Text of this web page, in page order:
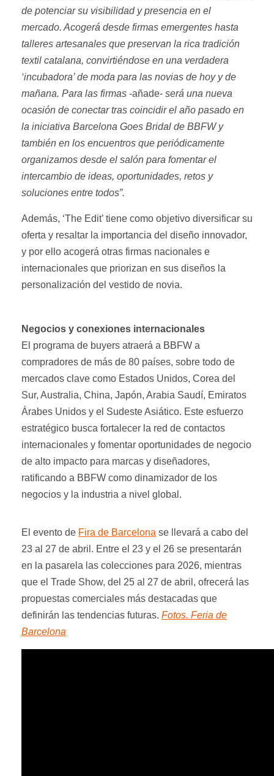
de potenciar su visibilidad y presencia en el
mercado. Acogerá desde firmas emergentes hasta
talleres artesanales que preservan la rica tradición
textil catalana, convirtiéndose en una verdadera
‘incubadora’ de moda para las novias de hoy y de
mañana. Para las firmas -añade- será una nueva
ocasión de conectar tras coincidir el año pasado en
la iniciativa Barcelona Goes Bridal de BBFW y
también en los encuentros que periódicamente
organizamos desde el salón para fomentar el
intercambio de ideas, oportunidades, retos y
soluciones entre todos”.
Además, ‘The Edit’ tiene como objetivo diversificar su
oferta y resaltar la importancia del diseño innovador,
y por ello acogerá otras firmas nacionales e
internacionales que priorizan en sus diseños la
personalización del vestido de novia.
Negocios y conexiones internacionales
El programa de buyers atraerá a BBFW a
compradores de más de 80 países, sobre todo de
mercados clave como Estados Unidos, Corea del
Sur, Australia, China, Japón, Arabia Saudí, Emiratos
Árabes Unidos y el Sudeste Asiático. Este esfuerzo
estratégico busca fortalecer la red de contactos
internacionales y fomentar oportunidades de negocio
de alto impacto para marcas y diseñadores,
ratificando a BBFW como dinamizador de los
negocios y la industria a nivel global.
El evento de Fira de Barcelona se llevará a cabo del
23 al 27 de abril. Entre el 23 y el 26 se presentarán
en la pasarela las colecciones para 2026, mientras
que el Trade Show, del 25 al 27 de abril, ofrecerá las
propuestas comerciales más destacadas que
definirán las tendencias futuras. Fotos. Feria de
Barcelona